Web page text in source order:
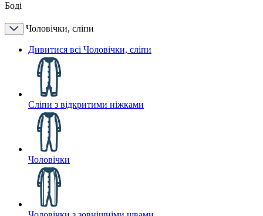
Боді
Чоловічки, сліпи
Дивитися всі Чоловічки, сліпи
Сліпи з відкритими ніжками
Чоловічки